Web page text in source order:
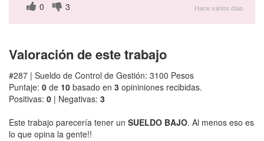
0 3 Hace varios días
Valoración de este trabajo
#287 | Sueldo de Control de Gestión: 3100 Pesos
Puntaje: 0 de 10 basado en 3 opininiones recibidas.
Positivas: 0 | Negativas: 3
Este trabajo parecería tener un SUELDO BAJO. Al menos eso es
lo que opina la gente!!